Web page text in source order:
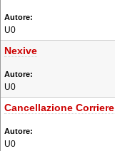
U0
Nexive
U0
Cancellazione Corriere
U0